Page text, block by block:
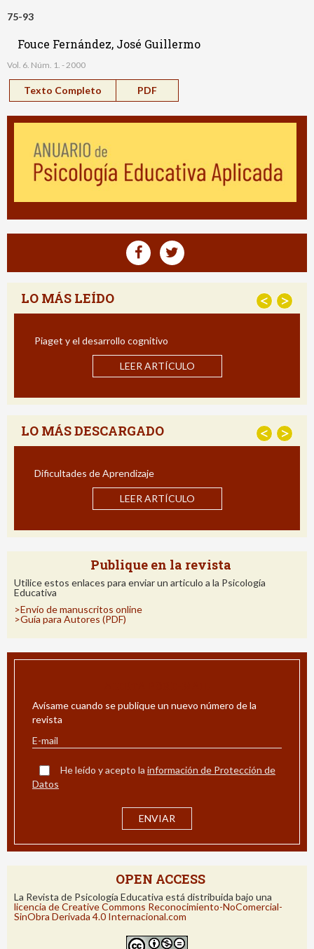
75-93
Fouce Fernández, José Guillermo
Vol. 6. Núm. 1. - 2000
Texto Completo PDF
LO MÁS LEÍDO < >
Piaget y el desarrollo cognitivo
LEER ARTÍCULO
LO MÁS DESCARGADO < >
Dificultades de Aprendizaje
LEER ARTÍCULO
Publique en la revista
Utilice estos enlaces para enviar un articulo a la Psicología
Educativa
>Envío de manuscritos online
>Guía para Autores (PDF)
Avísame cuando se publique un nuevo número de la
revista
He leído y acepto la información de Protección de
Datos
OPEN ACCESS
La Revista de Psicología Educativa está distribuida bajo una
licencia de Creative Commons Reconocimiento-NoComercial-
SinObra Derivada 4.0 Internacional.com